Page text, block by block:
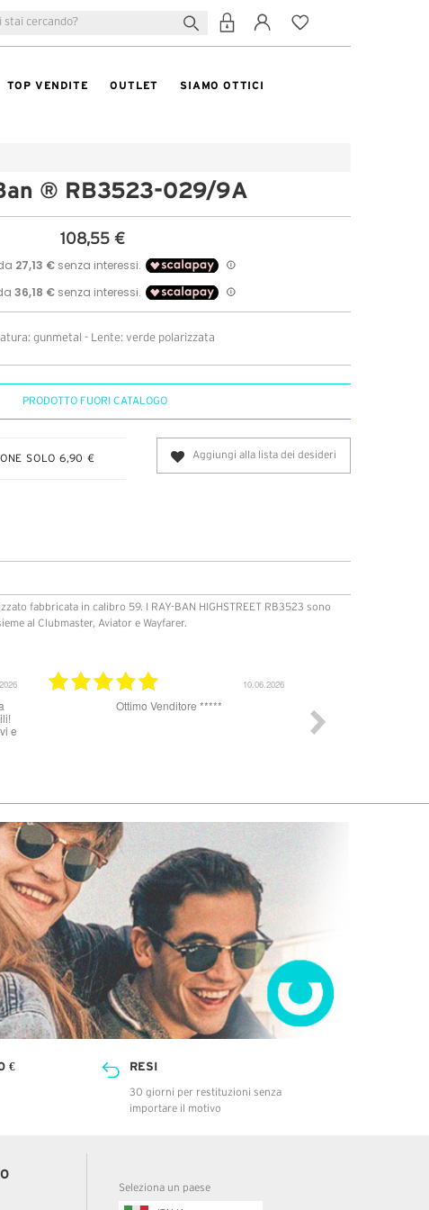
TOP VENDITE OUTLET SIAMO OTTICI
® RB3523-029/9A
108,55 €
gunmetal - Lente: verde polarizzata
PRODOTTO FUORI CATALOGO
SOLO 6,90 € Aggiungi alla lista dei desideri
fabbricata in calibro 59. I RAY-BAN HIGHSTREET RB3523 sono
al Clubmaster, Aviator e Wayfarer.
25.07.2025
per acquistare occhiali da sole. Un
la spedizione, ho ricevuto gli
8 giorni ma sul sito veniva
€ RESI
30 giorni per restituzioni senza
importare il motivo
Seleziona un paese